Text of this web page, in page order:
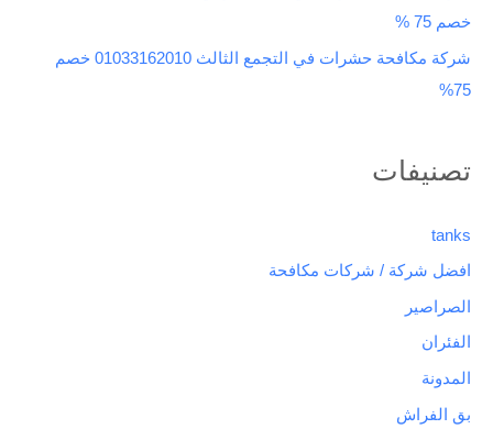
خصم 75 %
شركة مكافحة حشرات في التجمع الثالث 01033162010 خصم
75%
تصنيفات
tanks
افضل شركة / شركات مكافحة
الصراصير
الفئران
المدونة
بق الفراش